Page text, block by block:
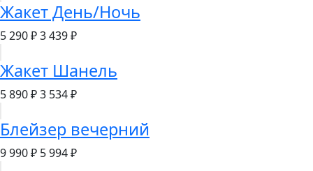
Жакет День/Ночь
5 290 ₽3 439 ₽
Жакет Шанель
5 890 ₽3 534 ₽
Блейзер вечерний
9 990 ₽ 5 994 ₽